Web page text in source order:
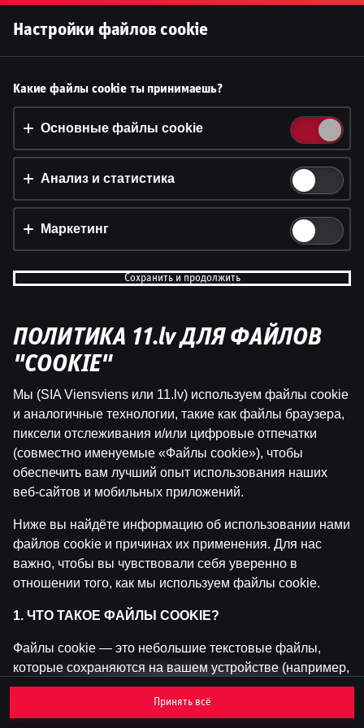
Эта игра недоступна как демо-версия.
Пожалуйста, авторизуйся, чтобы играть в
эту игру на реальные деньги.
Войти
Принять файлы cookie?
На этом веб-сайте используются 3 различных типа
файлов cookie: основные, отслеживающие и
Принять всё
Настройки и информация
Настройки файлов cookie
Какие файлы cookie ты принимаешь?
Основные файлы cookie
Анализ и статистика
Маркетинг
Сохранить и продолжить
ПОЛИТИКА 11.lv ДЛЯ ФАЙЛОВ
"COOKIE"
Мы (SIA Viensviens или 11.lv) используем файлы cookie
и аналогичные технологии, такие как файлы браузера,
пиксели отслеживания и/или цифровые отпечатки
(совместно именуемые «Файлы cookie»), чтобы
обеспечить вам лучший опыт использования наших
веб-сайтов и мобильных приложений.
Ниже вы найдёте информацию об использовании нами
файлов cookie и причинах их применения. Для нас
важно, чтобы вы чувствовали себя уверенно в
отношении того, как мы используем файлы cookie.
1. ЧТО ТАКОЕ ФАЙЛЫ COOKIE?
Файлы cookie — это небольшие текстовые файлы,
которые сохраняются на вашем устройстве (например,
на компьютере, мобильном телефоне или планшете)
при посещении наших веб-сайтов. Размещение
Принять всё